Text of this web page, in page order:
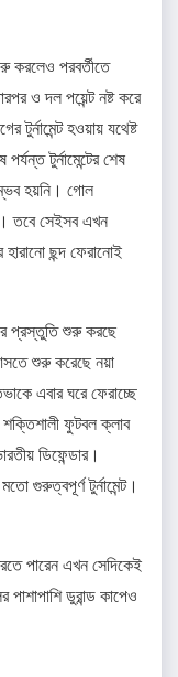
করলেও পরবর্তীতে
ও দল পয়েন্ট নষ্ট করে
টুর্নামেন্ট হওয়ায় যথেষ্ট
টুর্নামেন্টের শেষ
হয়নি। গোল
তবে সেইসব এখন
ছন্দ ফেরানোই
প্রস্তুতি শুরু করছে
শুরু করেছে নয়া
এবার ঘরে ফেরাচ্ছে
ফুটবল ক্লাব
ডিফেন্ডার।
গুরুত্বপূর্ণ টুর্নামেন্ট‌।
পারেন এখন সেদিকেই
ডুরান্ড কাপেও